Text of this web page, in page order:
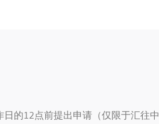
的12点前提出申请（仅限于汇往中